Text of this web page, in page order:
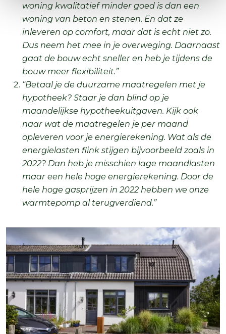
woning kwalitatief minder goed is dan een
woning van beton en stenen. En dat ze
inleveren op comfort, maar dat is echt niet zo.
Dus neem het mee in je overweging. Daarnaast
gaat de bouw echt sneller en heb je tijdens de
bouw meer flexibiliteit.”
“Betaal je de duurzame maatregelen met je
hypotheek? Staar je dan blind op je
maandelijkse hypotheekuitgaven. Kijk ook
naar wat de maatregelen je per maand
opleveren voor je energierekening. Wat als de
energielasten flink stijgen bijvoorbeeld zoals in
2022? Dan heb je misschien lage maandlasten
maar een hele hoge energierekening. Door de
hele hoge gasprijzen in 2022 hebben we onze
warmtepomp al terugverdiend.”